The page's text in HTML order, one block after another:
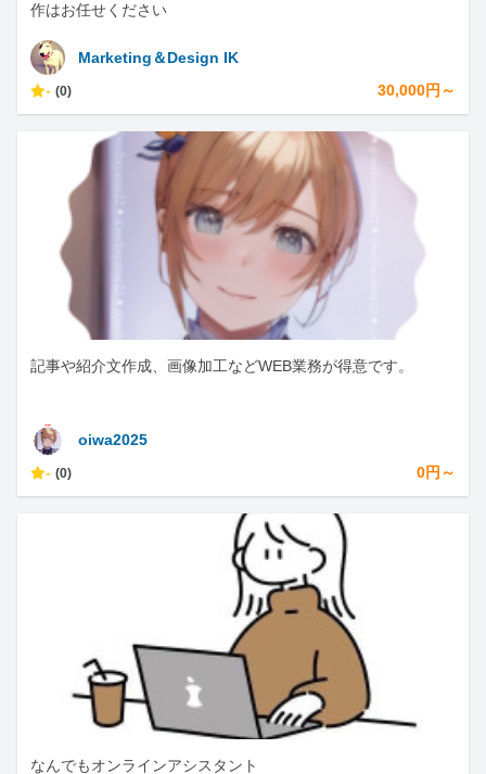
作はお任せください
Marketing＆Design IK
- (0) 30,000円～
記事や紹介文作成、画像加工などWEB業務が得意です。
oiwa2025
- (0) 0円～
なんでもオンラインアシスタント